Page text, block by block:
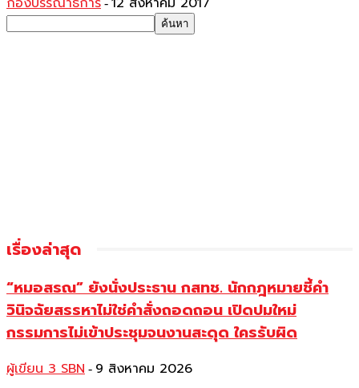
-
เรื่องล่าสุด
“หมอสรณ” ยังนั่งประธาน กสทช. นักกฎหมายชี้คำ
วินิจฉัยสรรหาไม่ใช่คำสั่งถอดถอน เปิดปมใหม่
กรรมการไม่เข้าประชุมจนงานสะดุด ใครรับผิด
ผู้เขียน 3 SBN - 9 สิงหาคม 2026